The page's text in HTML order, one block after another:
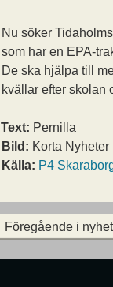
Nu söker
som har en EPA-
De ska hjälpa till
kvällar efter skolan
Text: Pernilla
Bild: Korta Nyheter
Källa: P4
Föregående i